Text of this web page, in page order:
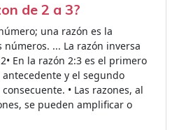
de 2 a 3?
una razón es la
... La razón inversa
En la razón 2:3 es el primero
y el segundo
• Las razones, al
se pueden amplificar o